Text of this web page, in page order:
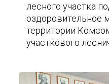
лесного участка
оздоровительное
территории
участкового